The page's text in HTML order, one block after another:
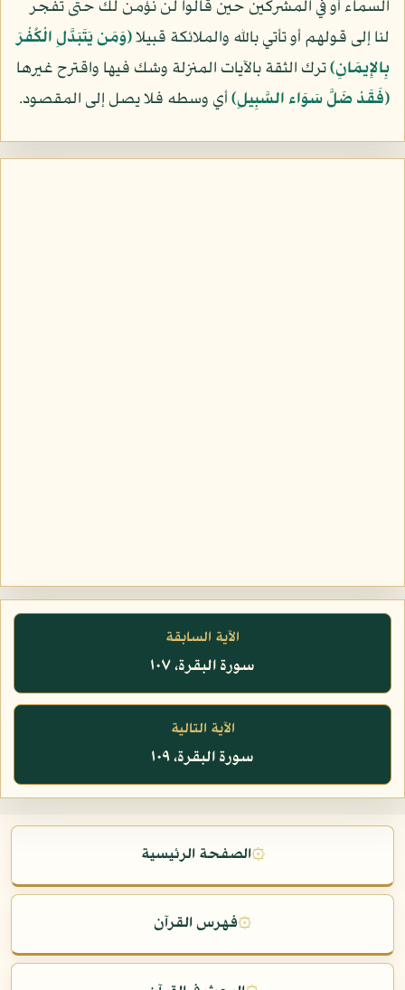
السماء أو في المشركين حين قالوا لن نؤمن لك حتى تفجر
لنا إلى قولهم أو تأتي بالله والملائكة قبيلا﴿وَمَن يَتَبَدَّلِ الْكُفْرَ
بِالإِيمَانِ﴾ترك الثقة بالآيات المنزلة وشك فيها واقترح غيرها
﴿فَقَدْ ضَلَّ سَوَاء السَّبِيلِ﴾أي وسطه فلا يصل إلى المقصود.
الآية السابقة
سورة البقرة، ١٠٧
الآية التالية
سورة البقرة، ١٠٩
۞الصفحة الرئيسية
۞فهرس القرآن